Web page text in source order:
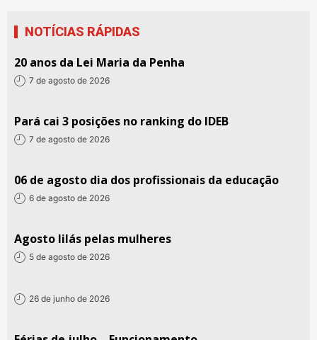
NOTÍCIAS RÁPIDAS
20 anos da Lei Maria da Penha
7 de agosto de 2026
Pará cai 3 posições no ranking do IDEB
7 de agosto de 2026
06 de agosto dia dos profissionais da educação
6 de agosto de 2026
Agosto lilás pelas mulheres
5 de agosto de 2026
26 de junho de 2026